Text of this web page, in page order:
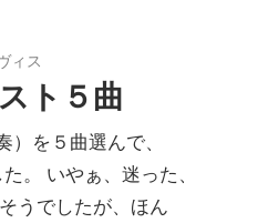
ィス
ト５曲
を５曲選んで、
。 いやぁ、迷った、
うでしたが、ほん